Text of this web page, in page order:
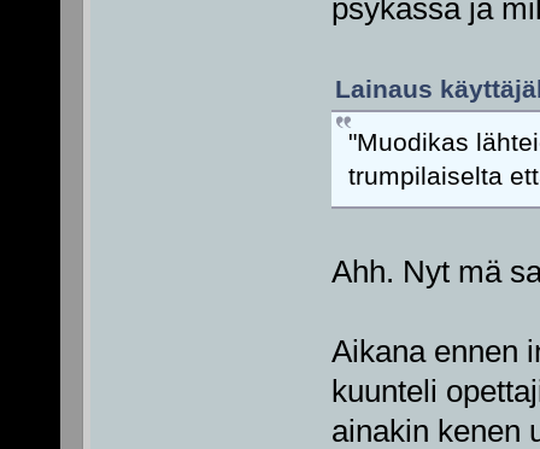
psykassa ja
Lainaus
"Muodikas
trumpilaiselta
Ahh. Nyt mä
Aikana ennen
kuunteli
ainakin kenen